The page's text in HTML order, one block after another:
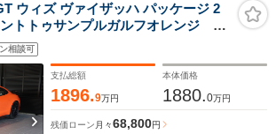
ウィズ ヴァイザッハ パッケージ 2
トトゥサンプルガルフオレンジ ホ
ク BOSE アクセントパッケージ
ゴヴァイザッハ ポルシェエレクト
ンド シートベルトGTシルバー
相談可
支払総額
1896.9万円
本体価格
1880.0万円
残価ローン 月々68,800円